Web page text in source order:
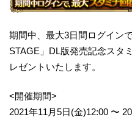
期間中、最大3日間ログイン
STAGE」DL版発売記念スタ
レゼントいたします。
<開催期間>
2021年11月5日(金)12:00 〜